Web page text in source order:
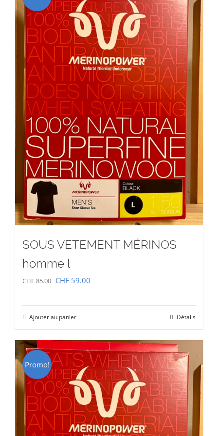
SOUS VETEMENT MÉRINOS
homme l
CHF85.00 Le
était :
CHF 85.00.
CHF 59.00
CHF 59.00.
Ajouter au panier Détails
Promo!